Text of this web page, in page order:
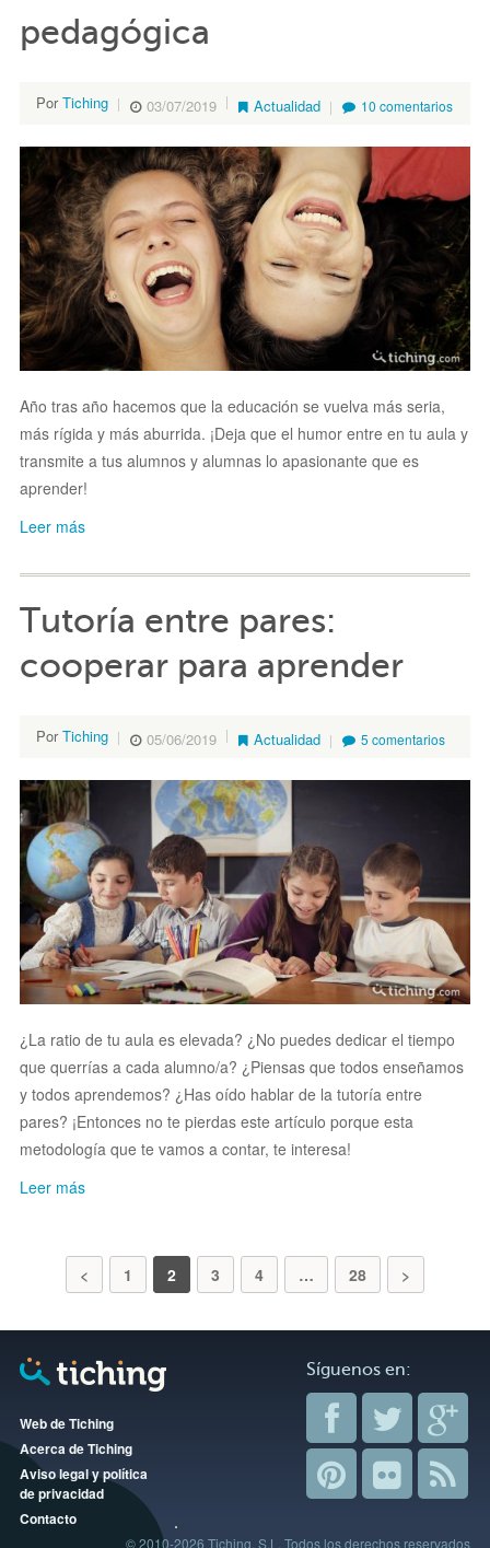
pedagógica
PorTiching 03/07/2019 Actualidad 10 comentarios
Año tras año hacemos que la educación se vuelva más seria,
más rígida y más aburrida. ¡Deja que el humor entre en tu aula y
transmite a tus alumnos y alumnas lo apasionante que es
aprender!
Leer más
Tutoría entre pares:
cooperar para aprender
PorTiching 05/06/2019 Actualidad 5 comentarios
¿La ratio de tu aula es elevada? ¿No puedes dedicar el tiempo
que querrías a cada alumno/a? ¿Piensas que todos enseñamos
y todos aprendemos? ¿Has oído hablar de la tutoría entre
pares? ¡Entonces no te pierdas este artículo porque esta
metodología que te vamos a contar, te interesa!
Leer más
< 1 2 3 4 … 28 >
Web de Tiching
Acerca de Tiching
Aviso legal y política
de privacidad
Contacto
Síguenos en:
© 2010-2026 Tiching, S.L. Todos los derechos reservados